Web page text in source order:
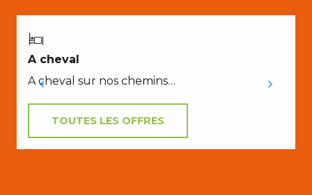
A cheval
A cheval sur nos chemins…
TOUTES LES OFFRES